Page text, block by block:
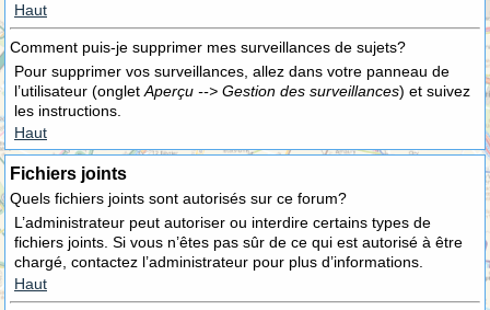
Haut
Comment puis-je supprimer mes surveillances de sujets?
Pour supprimer vos surveillances, allez dans votre panneau de
l’utilisateur (onglet Aperçu --> Gestion des surveillances) et suivez
les instructions.
Haut
Fichiers joints
Quels fichiers joints sont autorisés sur ce forum?
L’administrateur peut autoriser ou interdire certains types de
fichiers joints. Si vous n’êtes pas sûr de ce qui est autorisé à être
chargé, contactez l’administrateur pour plus d’informations.
Haut